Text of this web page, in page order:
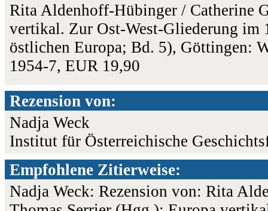
Rita Aldenhoff-Hübinger / Catherine
vertikal. Zur Ost-West-Gliederung im
östlichen Europa; Bd. 5), Göttingen:
1954-7, EUR 19,90
Rezension von:
Nadja Weck
Institut für Österreichische
Empfohlene Zitierweise:
Nadja Weck: Rezension von: Rita